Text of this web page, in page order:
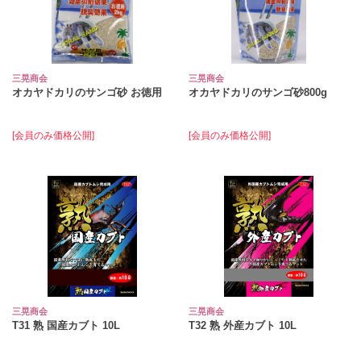
三晃商会
オカヤドカリのサンゴ砂 お徳用
[会員のみ価格公開]
三晃商会
オカヤドカリのサンゴ砂800g
[会員のみ価格公開]
三晃商会
T31 熟 国産カブト 10L
三晃商会
T32 熟 外産カブト 10L